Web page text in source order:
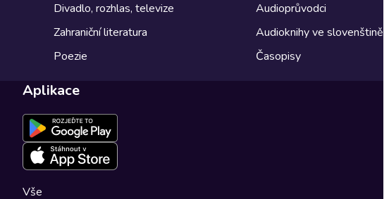
Divadlo, rozhlas, televize
Zahraniční literatura
Poezie
Audioprůvodci
Audioknihy ve slovenštině
Časopisy
Aplikace
Vše